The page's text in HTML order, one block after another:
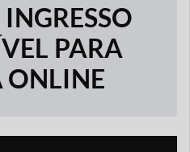
PARA
ONLINE